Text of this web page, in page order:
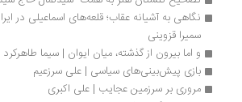
سمیرا قزوینی
و اما بیرون از گذشته، میان ایوان | سیما طاهرکرد
بازی پیش‌بینی‌های سیاسی | علی سرزعیم
مروری بر سرزمین عجایب | علی اكبری